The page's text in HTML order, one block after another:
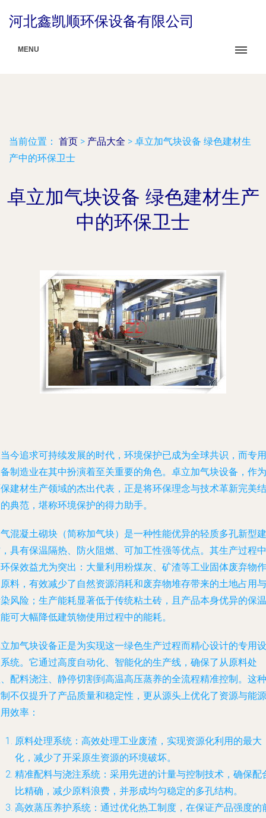
河北鑫凯顺环保设备有限公司
MENU
当前位置： 首页 > 产品大全 > 卓立加气块设备 绿色建材生
产中的环保卫士
卓立加气块设备 绿色建材生产
中的环保卫士
今追求可持续发展的时代，环境保护已成为全球共识，而专用
制造业在其中扮演着至关重要的角色。卓立加气块设备，作为
建材生产领域的杰出代表，正是将环保理念与技术革新完美结
典范，堪称环境保护的得力助手。
混凝土砌块（简称加气块）是一种性能优异的轻质多孔新型建
具有保温隔热、防火阻燃、可加工性强等优点。其生产过程中
保效益尤为突出：大量利用粉煤灰、矿渣等工业固体废弃物作
料，有效减少了自然资源消耗和废弃物堆存带来的土地占用与
风险；生产能耗显著低于传统粘土砖，且产品本身优异的保温
可大幅降低建筑物使用过程中的能耗。
加气块设备正是为实现这一绿色生产过程而精心设计的专用设
统。它通过高度自动化、智能化的生产线，确保了从原料处
配料浇注、静停切割到高温高压蒸养的全流程精准控制。这种
不仅提升了产品质量和稳定性，更从源头上优化了资源与能源
效率：
原料处理系统 ：高效处理工业废渣，实现资源化利用的最大
化，减少了开采原生资源的环境破坏。
精准配料与浇注系统 ：采用先进的计量与控制技术，确保配
比精确，减少原料浪费，并形成均匀稳定的多孔结构。
高效蒸压养护系统 ：通过优化热工制度，在保证产品强度的